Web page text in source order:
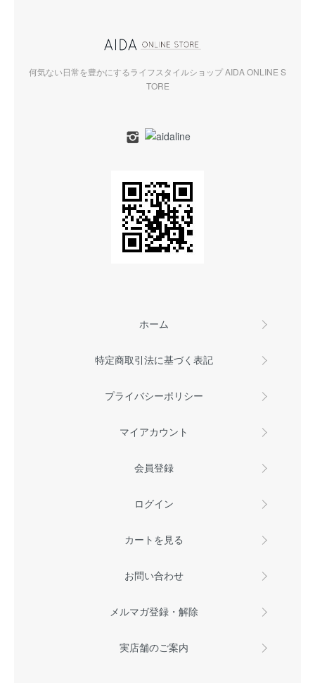
何気ない日常を豊かにするライフスタイルショップ AIDA ONLINE S
TORE
ホーム
特定商取引法に基づく表記
プライバシーポリシー
マイアカウント
会員登録
ログイン
カートを見る
お問い合わせ
メルマガ登録・解除
実店舗のご案内